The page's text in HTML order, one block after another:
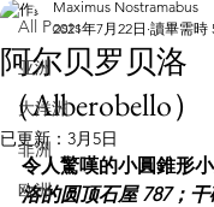
All Posts
亚洲
大洋洲
非洲
欧洲
阿尔贝罗贝洛
（Alberobello）
Maximus Nostramabus
2021年7月22日 讀畢需時
已更新： 3月5日
令人驚嘆的小圓錐形
洛的圆顶石屋 787；